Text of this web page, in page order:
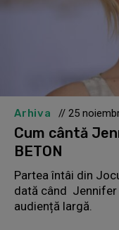
Arhiva // 25
Cum cântă
BETON
Partea întâi din
dată când Jennifer
audiență largă.